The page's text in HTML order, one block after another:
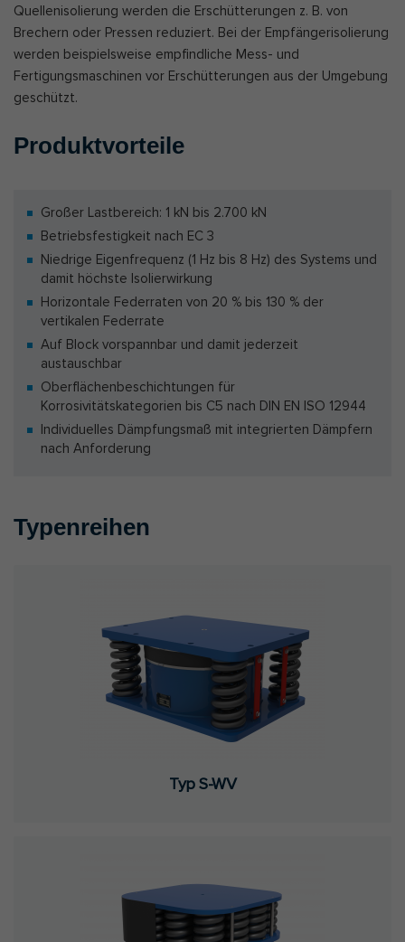
Quellenisolierung werden die Erschütterungen z. B. von
Brechern oder Pressen reduziert. Bei der Empfängerisolierung
werden beispielsweise empfindliche Mess- und
Fertigungsmaschinen vor Erschütterungen aus der Umgebung
geschützt.
Produktvorteile
Großer Lastbereich: 1 kN bis 2.700 kN
Betriebsfestigkeit nach EC 3
Niedrige Eigenfrequenz (1 Hz bis 8 Hz) des Systems und
damit höchste Isolierwirkung
Horizontale Federraten von 20 % bis 130 % der
vertikalen Federrate
Auf Block vorspannbar und damit jederzeit
austauschbar
Oberflächenbeschichtungen für
Korrosivitätskategorien bis C5 nach DIN EN ISO 12944
Individuelles Dämpfungsmaß mit integrierten Dämpfern
nach Anforderung
Typenreihen
Typ S-WV